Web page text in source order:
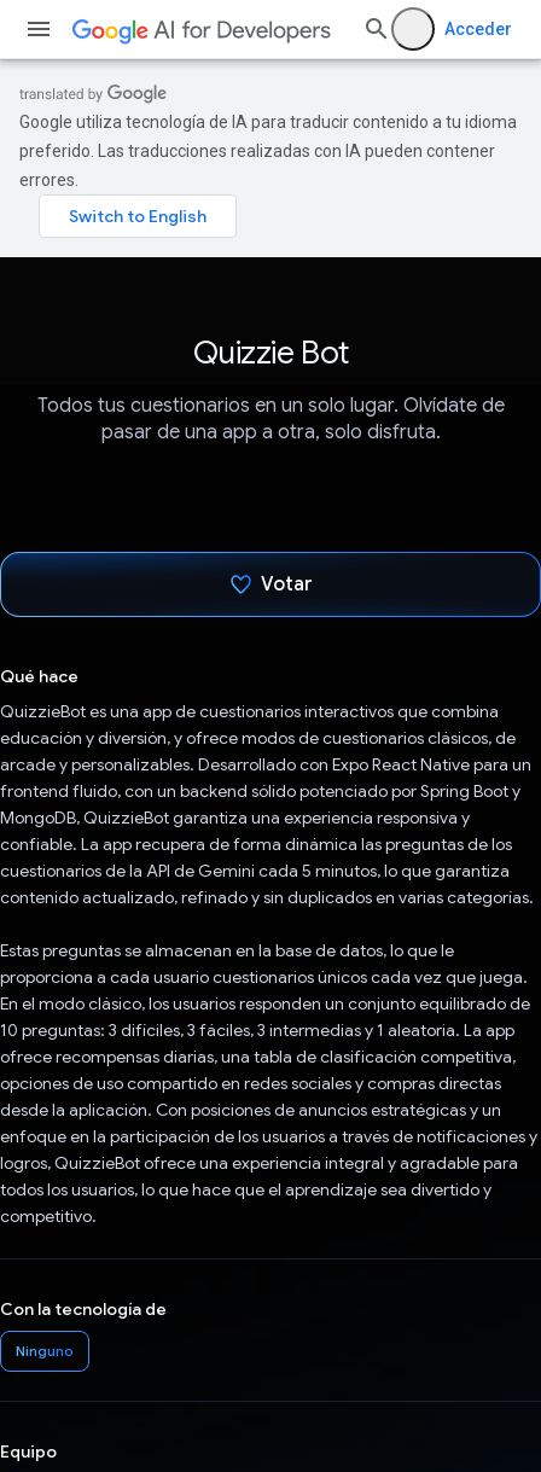
Acceder
Google utiliza tecnología de IA para traducir contenido a tu idioma
preferido. Las traducciones realizadas con IA pueden contener
errores.
Quizzie Bot
Todos tus cuestionarios en un solo lugar. Olvídate de
pasar de una app a otra, solo disfruta.
Votar
Qué hace
QuizzieBot es una app de cuestionarios interactivos que combina
educación y diversión, y ofrece modos de cuestionarios clásicos, de
arcade y personalizables. Desarrollado con Expo React Native para un
frontend fluido, con un backend sólido potenciado por Spring Boot y
MongoDB, QuizzieBot garantiza una experiencia responsiva y
confiable. La app recupera de forma dinámica las preguntas de los
cuestionarios de la API de Gemini cada 5 minutos, lo que garantiza
contenido actualizado, refinado y sin duplicados en varias categorías.
Estas preguntas se almacenan en la base de datos, lo que le
proporciona a cada usuario cuestionarios únicos cada vez que juega.
En el modo clásico, los usuarios responden un conjunto equilibrado de
10 preguntas: 3 difíciles, 3 fáciles, 3 intermedias y 1 aleatoria. La app
ofrece recompensas diarias, una tabla de clasificación competitiva,
opciones de uso compartido en redes sociales y compras directas
desde la aplicación. Con posiciones de anuncios estratégicas y un
enfoque en la participación de los usuarios a través de notificaciones y
logros, QuizzieBot ofrece una experiencia integral y agradable para
todos los usuarios, lo que hace que el aprendizaje sea divertido y
competitivo.
Con la tecnología de
Ninguno
Equipo